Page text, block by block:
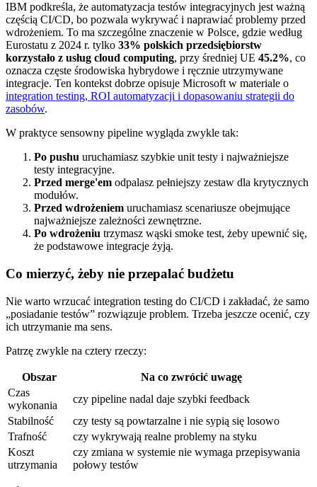
IBM podkreśla, że automatyzacja testów integracyjnych jest ważną
częścią CI/CD, bo pozwala wykrywać i naprawiać problemy przed
wdrożeniem. To ma szczególne znaczenie w Polsce, gdzie według
Eurostatu z 2024 r. tylko 33% polskich przedsiębiorstw
korzystało z usług cloud computing, przy średniej UE 45.2%, co
oznacza częste środowiska hybrydowe i ręcznie utrzymywane
integracje. Ten kontekst dobrze opisuje Microsoft w materiale o
integration testing, ROI automatyzacji i dopasowaniu strategii do
zasobów.
W praktyce sensowny pipeline wygląda zwykle tak:
Po pushu uruchamiasz szybkie unit testy i najważniejsze
testy integracyjne.
Przed merge'em odpalasz pełniejszy zestaw dla krytycznych
modułów.
Przed wdrożeniem uruchamiasz scenariusze obejmujące
najważniejsze zależności zewnętrzne.
Po wdrożeniu trzymasz wąski smoke test, żeby upewnić się,
że podstawowe integracje żyją.
Co mierzyć, żeby nie przepalać budżetu
Nie warto wrzucać integration testing do CI/CD i zakładać, że samo
„posiadanie testów” rozwiązuje problem. Trzeba jeszcze ocenić, czy
ich utrzymanie ma sens.
Patrzę zwykle na cztery rzeczy:
Obszar
Na co zwrócić uwagę
Czas
wykonania
czy pipeline nadal daje szybki feedback
Stabilność
czy testy są powtarzalne i nie sypią się losowo
Trafność
czy wykrywają realne problemy na styku
Koszt
utrzymania
czy zmiana w systemie nie wymaga przepisywania
połowy testów